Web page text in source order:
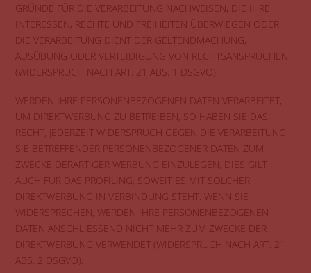
GRÜNDE FÜR DIE VERARBEITUNG NACHWEISEN, DIE IHRE
INTERESSEN, RECHTE UND FREIHEITEN ÜBERWIEGEN ODER
DIE VERARBEITUNG DIENT DER GELTENDMACHUNG,
AUSÜBUNG ODER VERTEIDIGUNG VON RECHTSANSPRÜCHEN
(WIDERSPRUCH NACH ART. 21 ABS. 1 DSGVO).
WERDEN IHRE PERSONENBEZOGENEN DATEN VERARBEITET,
UM DIREKTWERBUNG ZU BETREIBEN, SO HABEN SIE DAS
RECHT, JEDERZEIT WIDERSPRUCH GEGEN DIE VERARBEITUNG
SIE BETREFFENDER PERSONENBEZOGENER DATEN ZUM
ZWECKE DERARTIGER WERBUNG EINZULEGEN; DIES GILT
AUCH FÜR DAS PROFILING, SOWEIT ES MIT SOLCHER
DIREKTWERBUNG IN VERBINDUNG STEHT. WENN SIE
WIDERSPRECHEN, WERDEN IHRE PERSONENBEZOGENEN
DATEN ANSCHLIESSEND NICHT MEHR ZUM ZWECKE DER
DIREKTWERBUNG VERWENDET (WIDERSPRUCH NACH ART. 21
ABS. 2 DSGVO).